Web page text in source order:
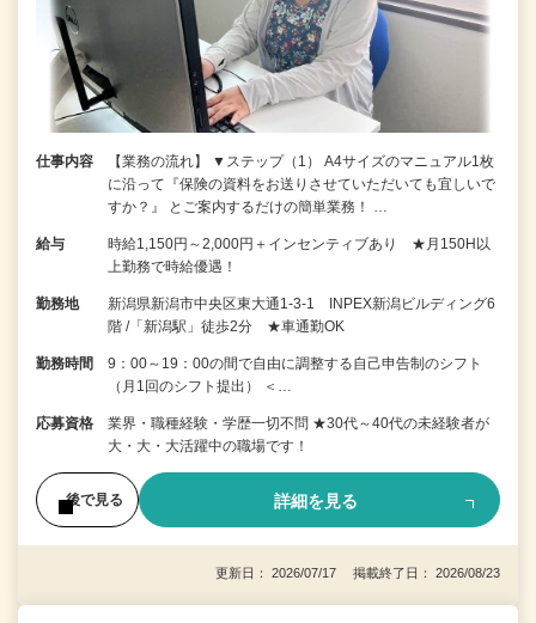
仕事内容
【業務の流れ】 ▼ステップ（1） A4サイズのマニュアル1枚
に沿って『保険の資料をお送りさせていただいても宜しいで
すか？』 とご案内するだけの簡単業務！ …
給与
時給1,150円～2,000円＋インセンティブあり ★月150H以
上勤務で時給優遇！
勤務地
新潟県新潟市中央区東大通1-3-1 INPEX新潟ビルディング6
階 /「新潟駅」徒歩2分 ★車通勤OK
勤務時間
9：00～19：00の間で自由に調整する自己申告制のシフト
（月1回のシフト提出） ＜…
応募資格
業界・職種経験・学歴一切不問 ★30代～40代の未経験者が
大・大・大活躍中の職場です！
後で見る 詳細を見る
更新日： 2026/07/17 掲載終了日： 2026/08/23